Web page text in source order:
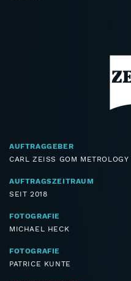
AUFTRAGGEBER
CARL ZEISS GOM METROLOGY
AUFTRAGSZEITRAUM
SEIT 2018
FOTOGRAFIE
MICHAEL HECK
FOTOGRAFIE
PATRICE KUNTE